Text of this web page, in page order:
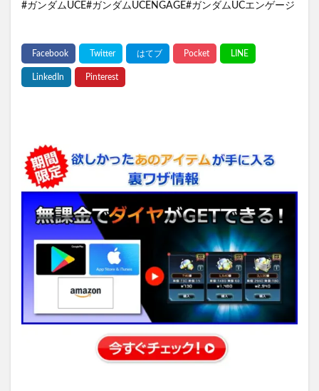
#ガンダムUCE#ガンダムUCENGAGE#ガンダムUCエンゲージ